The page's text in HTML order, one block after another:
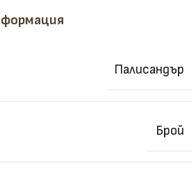
Палисандър
Брой